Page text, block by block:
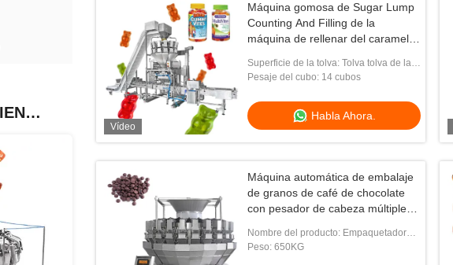
PRODUCTOS CALIENTES
Vídeo
Máquina gomosa de Sugar Lump
Counting And Filling de la
máquina de rellenar del caramelo
Superficie de la tolva: Tolva tolva de la
placa/de la placa llanas del hoyuelo
Pesaje del cubo: 14 cubos
Habla Ahora.
Máquina automática de embalaje
de granos de café de chocolate
con pesador de cabeza múltiple
Nombre del producto: Empaquetadora
de los snacks
Peso: 650KG